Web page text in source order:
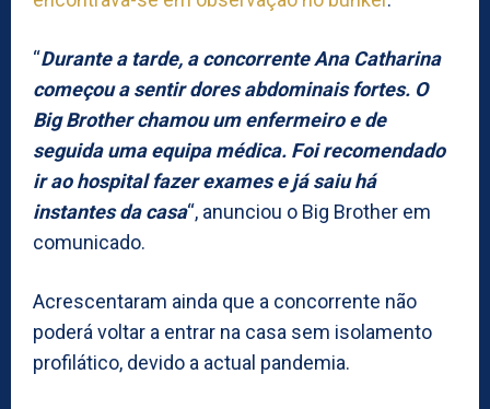
“Durante a tarde, a concorrente Ana Catharina
começou a sentir dores abdominais fortes. O
Big Brother chamou um enfermeiro e de
seguida uma equipa médica. Foi recomendado
ir ao hospital fazer exames e já saiu há
instantes da casa“, anunciou o Big Brother em
comunicado.
Acrescentaram ainda que a concorrente não
poderá voltar a entrar na casa sem isolamento
profilático, devido a actual pandemia.